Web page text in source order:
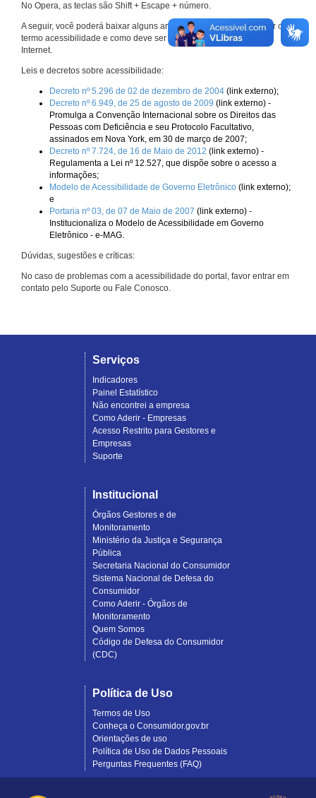
No Opera, as teclas são Shift + Escape + número.
A seguir, você poderá baixar alguns arquivos que explicam melhor o
termo acessibilidade e como deve ser implementado nos sites da
Internet.
Leis e decretos sobre acessibilidade:
Decreto nº 5.296 de 02 de dezembro de 2004 (link externo);
Decreto nº 6.949, de 25 de agosto de 2009 (link externo) -
Promulga a Convenção Internacional sobre os Direitos das
Pessoas com Deficiência e seu Protocolo Facultativo,
assinados em Nova York, em 30 de março de 2007;
Decreto nº 7.724, de 16 de Maio de 2012 (link externo) -
Regulamenta a Lei nº 12.527, que dispõe sobre o acesso a
informações;
Modelo de Acessibilidade de Governo Eletrônico (link externo);
e
Portaria nº 03, de 07 de Maio de 2007 (link externo) -
Institucionaliza o Modelo de Acessibilidade em Governo
Eletrônico - e-MAG.
Dúvidas, sugestões e críticas:
No caso de problemas com a acessibilidade do portal, favor entrar em
contato pelo Suporte ou Fale Conosco.
Serviços
Indicadores
Painel Estatístico
Não encontrei a empresa
Como Aderir - Empresas
Acesso Restrito para Gestores e
Empresas
Suporte
Institucional
Órgãos Gestores e de
Monitoramento
Ministério da Justiça e Segurança
Pública
Secretaria Nacional do Consumidor
Sistema Nacional de Defesa do
Consumidor
Como Aderir - Órgãos de
Monitoramento
Quem Somos
Código de Defesa do Consumidor
(CDC)
Política de Uso
Termos de Uso
Conheça o Consumidor.gov.br
Orientações de uso
Política de Uso de Dados Pessoais
Perguntas Frequentes (FAQ)